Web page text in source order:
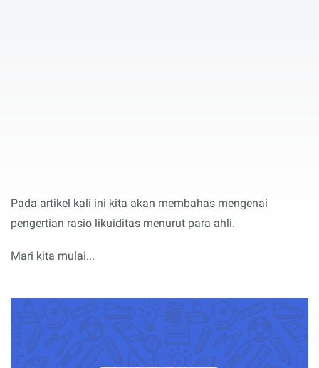
Pada artikel kali ini kita akan membahas mengenai
pengertian rasio likuiditas menurut para ahli.
Mari kita mulai...